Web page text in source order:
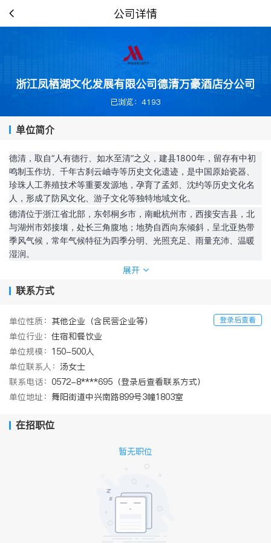
公司详情
浙江凤栖湖文化发展有限公司德清万豪酒店分公司
已浏览：4193
单位简介
德清，取自“人有德行、如水至清”之义，建县1800年，留存有中初
鸣制玉作坊、千年古刹云岫寺等历史文化遗迹，是中国原始瓷器、
珍珠人工养殖技术等重要发源地，孕育了孟郊、沈约等历史文化名
人，形成了防风文化、游子文化等独特地域文化。
德清位于浙江省北部，东邻桐乡市，南毗杭州市，西接安吉县，北
与湖州市郊接壤，处长三角腹地；地势自西向东倾斜，呈北亚热带
季风气候，常年气候特征为四季分明、光照充足、雨量充沛、温暖
湿润。
宁杭高铁、长深高速（杭宁）、练杭高速、杭州二绕、湖杭高速、1
过，距杭州市中心高铁仅16分钟车程，距长三角核心城市上海、宁
区第二批试点地区之一 ，全国村庄清洁行动先进县、全国文明城
市、全国县域经济综合竞争力100强。
德清万豪酒店及德清万枫酒店共设有500间集当地文化、艺术及科
技为一体的典雅客房及套房；客房内配备全景落地窗，能让您俯瞰
繁华都市摩天轮的绚丽多彩，德清凤栖湖的秀美风光亦或远眺塔山
森林公园壮阔风光。酒店运营全日制万豪西餐厅、万枫西餐厅，中
酒店距 “国际会议中心”、“国际展览中心”、“德清大剧院”及“德清银泰
酒店距离莫干山国家风景名胜旅游区15公里，塔山森林公园2公里，
下渚湖国家湿地公园7公里，德清高铁站9公里，杭州萧山国际机场5
*全额五险及住房公积金（12%）
*每月例休8天, 每年14天以上的有薪假期
展开
联系方式
登录后查看
单位性质： 其他企业（含民营企业等）
单位行业： 住宿和餐饮业
单位规模： 150-500人
单位联系人： 汤女士
联系电话： 0572-8****695（登录后查看联系方式）
单位地址： 舞阳街道中兴南路899号3幢1803室
在招职位
暂无职位